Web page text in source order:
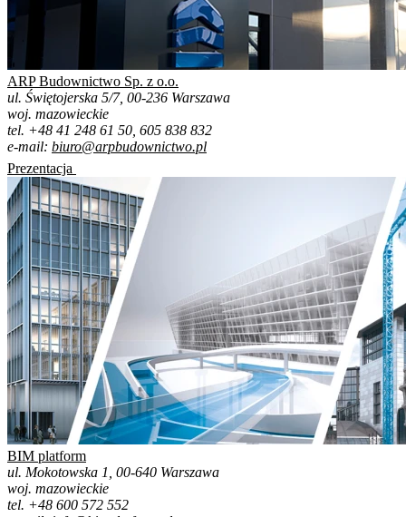
ARP Budownictwo Sp. z o.o.
ul. Świętojerska 5/7, 00-236 Warszawa
woj. mazowieckie
tel. +48 41 248 61 50, 605 838 832
e-mail: biuro@arpbudownictwo.pl
Prezentacja
BIM platform
ul. Mokotowska 1, 00-640 Warszawa
woj. mazowieckie
tel. +48 600 572 552